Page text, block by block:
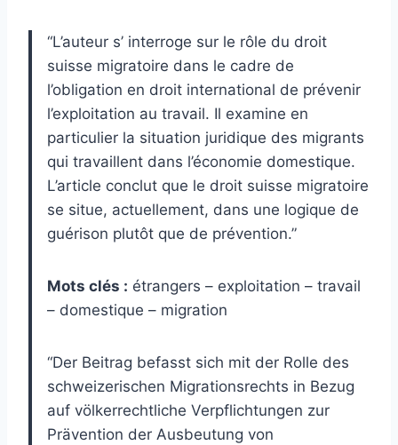
“L’auteur s’ interroge sur le rôle du droit
suisse migratoire dans le cadre de
l’obligation en droit international de prévenir
l’exploitation au travail. Il examine en
particulier la situation juridique des migrants
qui travaillent dans l’économie domestique.
L’article conclut que le droit suisse migratoire
se situe, actuellement, dans une logique de
guérison plutôt que de prévention.”
Mots clés : étrangers – exploitation – travail
– domestique – migration
“Der Beitrag befasst sich mit der Rolle des
schweizerischen Migrationsrechts in Bezug
auf völkerrechtliche Verpflichtungen zur
Prävention der Ausbeutung von